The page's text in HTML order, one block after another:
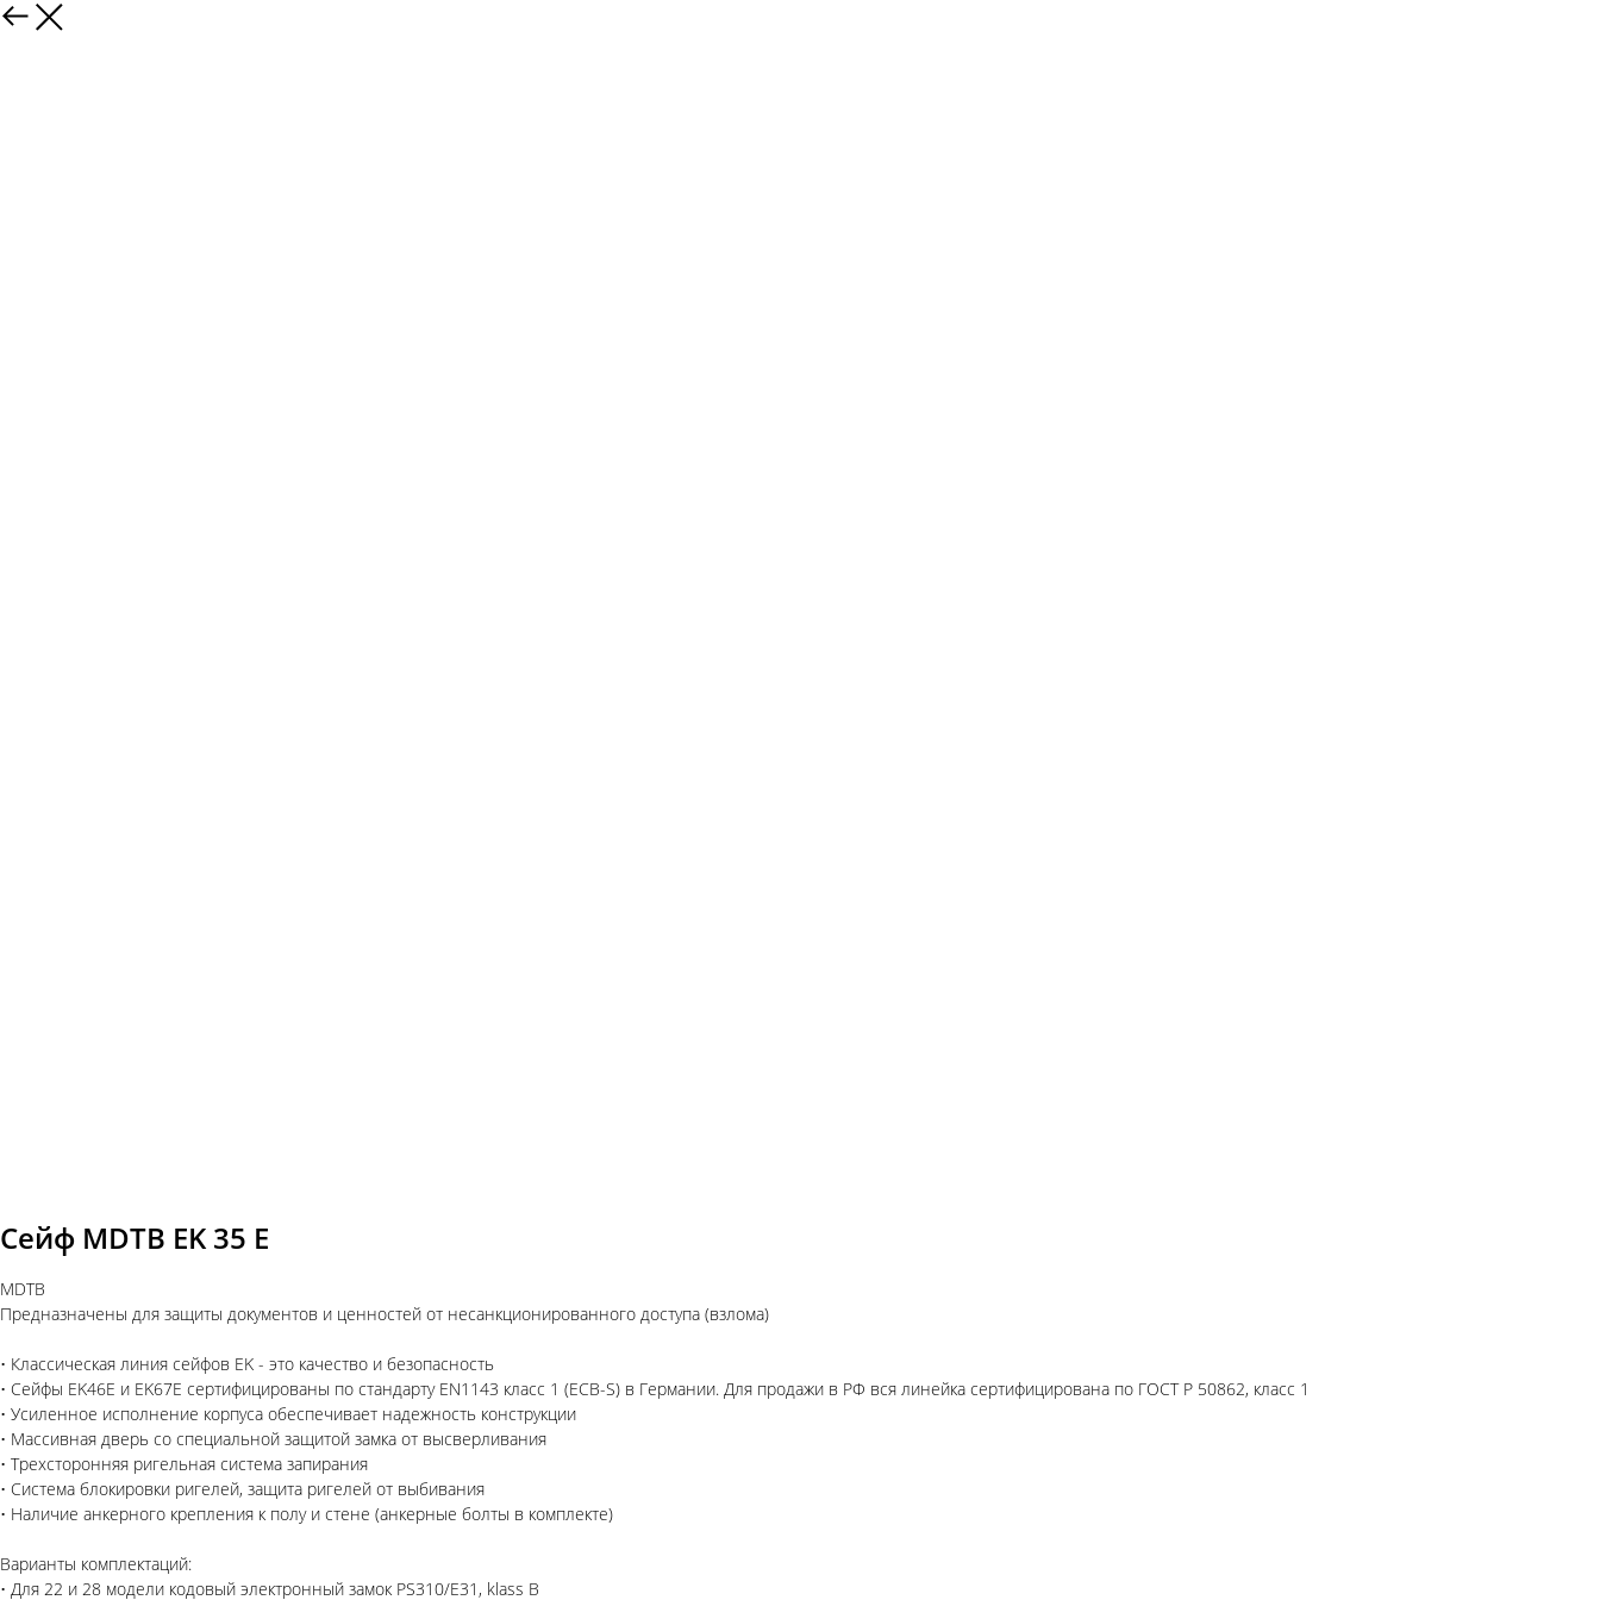
Сейф MDTB EK 35 E
MDTB
Предназначены для защиты документов и ценностей от несанкционированного доступа (взлома)
• Классическая линия сейфов EK - это качество и безопасность
• Сейфы EK46E и EK67E сертифицированы по стандарту EN1143 класс 1 (ECB-S) в Германии. Для продажи в РФ вся линейка сертифицирована по ГОСТ Р 50862, класс 1
• Усиленное исполнение корпуса обеспечивает надежность конструкции
• Массивная дверь со специальной защитой замка от высверливания
• Трехсторонняя ригельная система запирания
• Система блокировки ригелей, защита ригелей от выбивания
• Наличие анкерного крепления к полу и стене (анкерные болты в комплекте)
Варианты комплектаций:
• Для 22 и 28 модели кодовый электронный замок PS310/E31, klass B